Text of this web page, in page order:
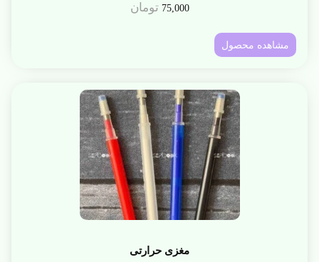
75,000 تومان
مشاهده محصول
مغزی حرارتی